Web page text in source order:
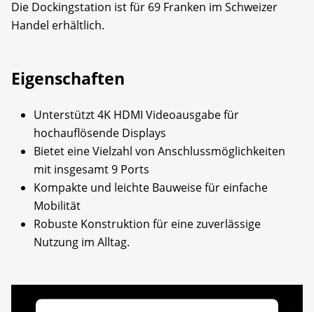
Die Dockingstation ist für 69 Franken im Schweizer
Handel erhältlich.
Eigenschaften
Unterstützt 4K HDMI Videoausgabe für
hochauflösende Displays
Bietet eine Vielzahl von Anschlussmöglichkeiten
mit insgesamt 9 Ports
Kompakte und leichte Bauweise für einfache
Mobilität
Robuste Konstruktion für eine zuverlässige
Nutzung im Alltag.